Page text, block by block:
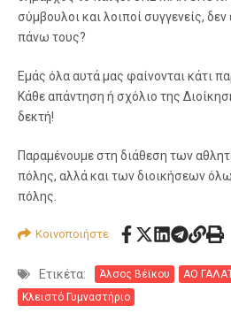
σύμβουλοι και λοιποί συγγενείς,
πάνω τους?
Εμάς όλα αυτά μας φαίνονται κάτι
Κάθε απάντηση ή σχόλιο της
δεκτή!
Παραμένουμε στη διάθεση των
πόλης, αλλά και των διοικήσεων
πόλης.
Κοινοποιήστε
Ετικέτα: Άλσος Βέϊκου ΑΟ
Κλειστό Γυμναστήριο